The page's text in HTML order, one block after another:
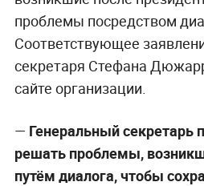
проблемы посредством
Соответствующее
секретаря Стефана
сайте организации.
— Генеральный секретарь
решать проблемы,
путём диалога, чтобы